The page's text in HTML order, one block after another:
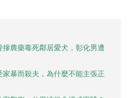
摻農藥毒死鄰居愛犬，彰化男遭
家暴而殺夫，為什麼不能主張正